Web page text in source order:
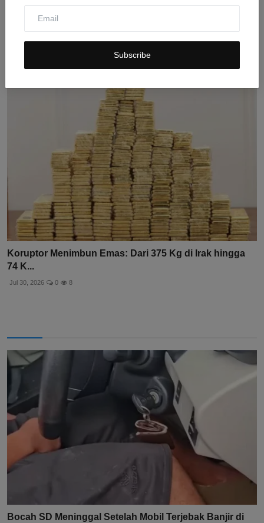
Subscribe
Korban Tewas Gempa Jepang Naik Jadi 28 Orang, 3
Koruptor Menimbun Emas: Dari 375 Kg di Irak hingga
74 K...
Jul 30, 2026 0 8
Bocah SD Meninggal Setelah Mobil Terjebak Banjir di